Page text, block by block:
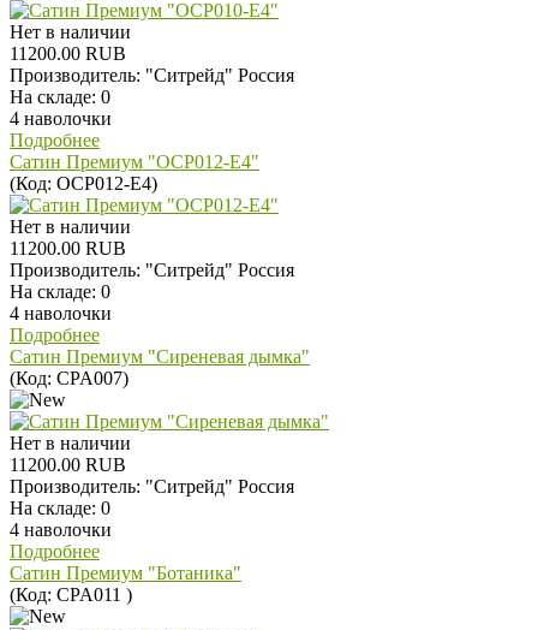
Нет в наличии
11200.00 RUB
Производитель: "Ситрейд" Россия
На складе: 0
4 наволочки
Подробнее
Сатин Премиум "OCP012-E4"
(Код: OCP012-E4)
Нет в наличии
11200.00 RUB
Производитель: "Ситрейд" Россия
На складе: 0
4 наволочки
Подробнее
Сатин Премиум "Сиреневая дымка"
(Код: CPA007)
Нет в наличии
11200.00 RUB
Производитель: "Ситрейд" Россия
На складе: 0
4 наволочки
Подробнее
Сатин Премиум "Ботаника"
(Код: CPA011 )